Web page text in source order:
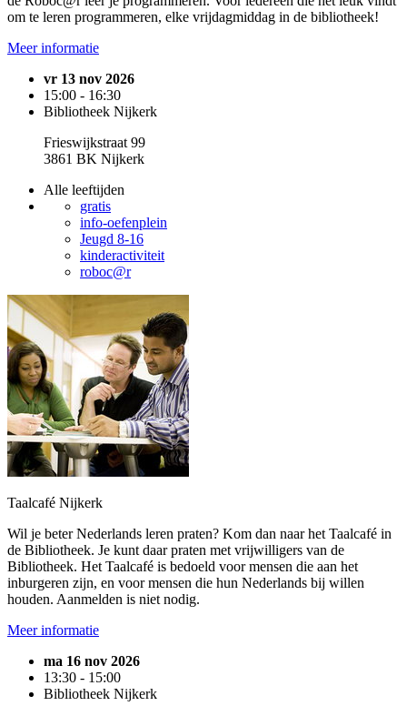
om te leren programmeren, elke vrijdagmiddag in de bibliotheek!
Meer informatie
vr 13 nov 2026
15:00 - 16:30
Bibliotheek Nijkerk
Frieswijkstraat 99
3861 BK Nijkerk
Alle leeftijden
gratis
info-oefenplein
Jeugd 8-16
kinderactiviteit
roboc@r
Taalcafé Nijkerk
Wil je beter Nederlands leren praten? Kom dan naar het Taalcafé in
de Bibliotheek. Je kunt daar praten met vrijwilligers van de
Bibliotheek. Het Taalcafé is bedoeld voor mensen die aan het
inburgeren zijn, en voor mensen die hun Nederlands bij willen
houden. Aanmelden is niet nodig.
Meer informatie
ma 16 nov 2026
13:30 - 15:00
Bibliotheek Nijkerk